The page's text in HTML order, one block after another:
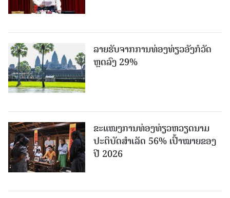
ລາຍຮັບຈາກການທ່ອງທ່ຽວອັງກໍວັດ
ຫຼດລົງ 29%
ຂະ​ແໜງ​ການ​ທ່ອງ​ທ່ຽວຫວຽດນາມ ​
ປະ​ຕິ​ບັດ​ສຳ​ເລັດ 56% ເປົ້າ​ໝາຍຂອງ
ປີ 2026